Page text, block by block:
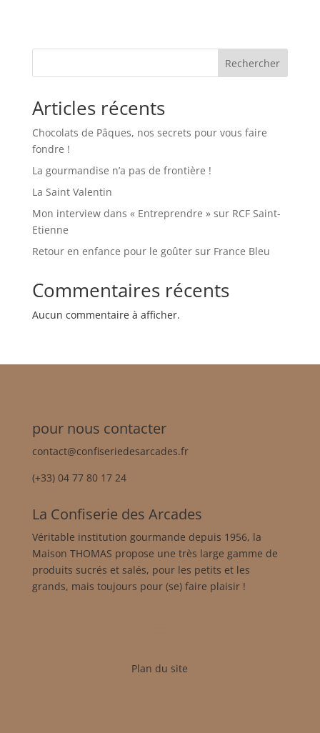
Rechercher
Articles récents
Chocolats de Pâques, nos secrets pour vous faire
fondre !
La gourmandise n’a pas de frontière !
La Saint Valentin
Mon interview dans « Entreprendre » sur RCF Saint-
Etienne
Retour en enfance pour le goûter sur France Bleu
Commentaires récents
Aucun commentaire à afficher.
pour nous contacter
contact@confiseriedesarcades.fr
(+33) 04 77 80 17 24
La Confiserie des Arcades
Véritable institution gourmande depuis 1956, la
Maison THOMAS propose une très large gamme de
produits sucrés et salés, pour les petits et les
grands, mais toujours pour (se) faire plaisir !
Plan du site